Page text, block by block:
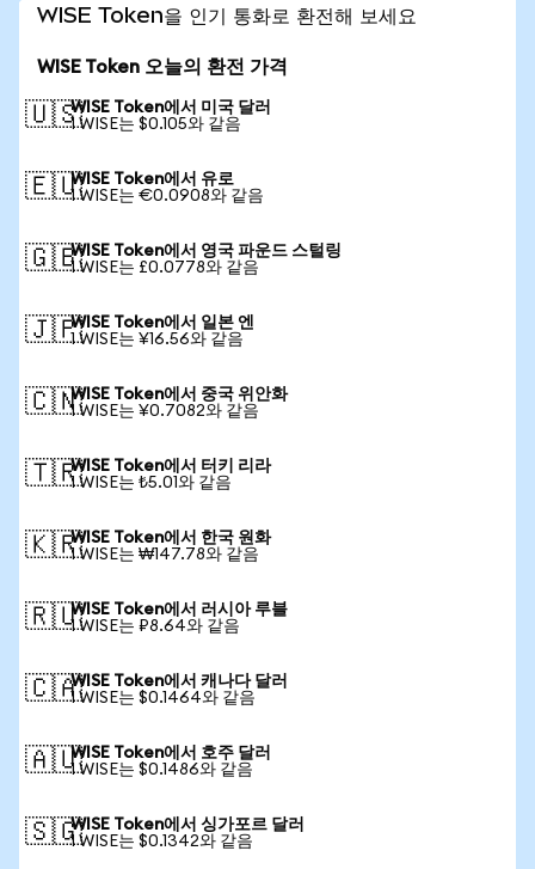
WISE Token을 인기 통화로 환전해 보세요
WISE Token 오늘의 환전 가격
🇺🇸WISE Token에서 미국 달러
1 WISE는 $0.105와 같음
🇪🇺WISE Token에서 유로
1 WISE는 €0.0908와 같음
🇬🇧WISE Token에서 영국 파운드 스털링
1 WISE는 £0.0778와 같음
🇯🇵WISE Token에서 일본 엔
1 WISE는 ¥16.56와 같음
🇨🇳WISE Token에서 중국 위안화
1 WISE는 ¥0.7082와 같음
🇹🇷WISE Token에서 터키 리라
1 WISE는 ₺5.01와 같음
🇰🇷WISE Token에서 한국 원화
1 WISE는 ₩147.78와 같음
🇷🇺WISE Token에서 러시아 루블
1 WISE는 ₽8.64와 같음
🇨🇦WISE Token에서 캐나다 달러
1 WISE는 $0.1464와 같음
🇦🇺WISE Token에서 호주 달러
1 WISE는 $0.1486와 같음
🇸🇬WISE Token에서 싱가포르 달러
1 WISE는 $0.1342와 같음